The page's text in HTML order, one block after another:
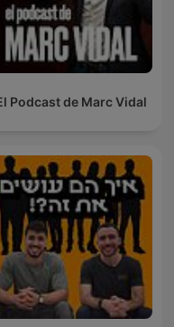
Podcast de Marc Vidal